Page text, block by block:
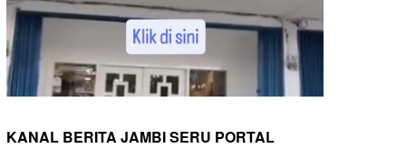
KANAL BERITA JAMBI SERU PORTAL